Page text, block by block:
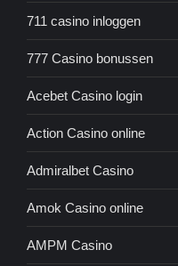
711 casino inloggen
777 Casino bonussen
Acebet Casino login
Action Casino online
Admiralbet Casino
Amok Casino online
AMPM Casino